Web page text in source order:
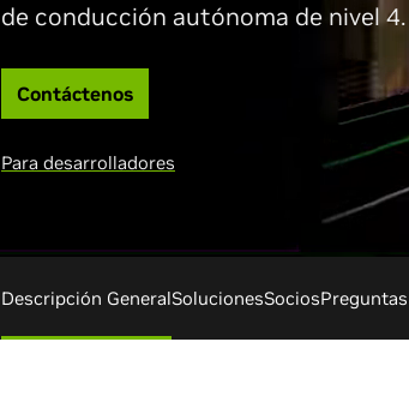
de conducción autónoma de nivel 4.
Contáctenos
Para desarrolladores
Descripción GeneralSolucionesSocios